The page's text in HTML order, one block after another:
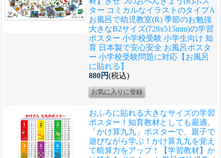
ター コミカルなイラストのタイプA
お風呂で幼児教室(R) 季節のお勉強
大きなB2サイズ(728x515mm)の学習
ポスター 小学校受験 小学生向け 知
育 日本製で安心安全 お風呂ポスタ
ー 小学校受験問題に対応【お風呂
に貼れる】
880円(税込)
おふろに貼れる大きなサイズの学習
ポスター！知育教材としても最適。
「かけ算九九」ポスターで、親子で
遊びながら学ぶ！かけ算九九を覚え
て暗算力をアップ！
【学習教材】か